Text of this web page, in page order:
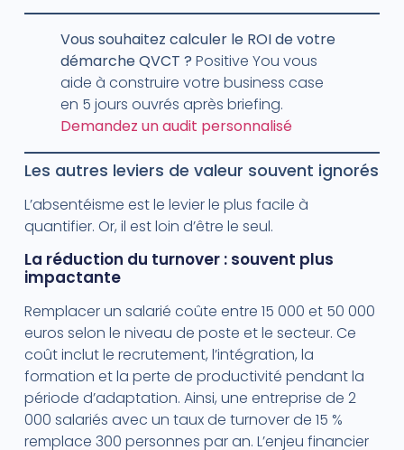
Vous souhaitez calculer le ROI de votre
démarche QVCT ? Positive You vous
aide à construire votre business case
en 5 jours ouvrés après briefing.
Demandez un audit personnalisé
Les autres leviers de valeur souvent ignorés
L’absentéisme est le levier le plus facile à
quantifier. Or, il est loin d’être le seul.
La réduction du turnover : souvent plus
impactante
Remplacer un salarié coûte entre 15 000 et 50 000
euros selon le niveau de poste et le secteur. Ce
coût inclut le recrutement, l’intégration, la
formation et la perte de productivité pendant la
période d’adaptation. Ainsi, une entreprise de 2
000 salariés avec un taux de turnover de 15 %
remplace 300 personnes par an. L’enjeu financier